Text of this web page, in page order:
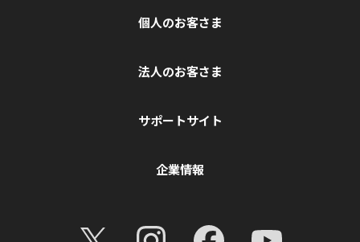
個人のお客さま
法人のお客さま
サポートサイト
企業情報